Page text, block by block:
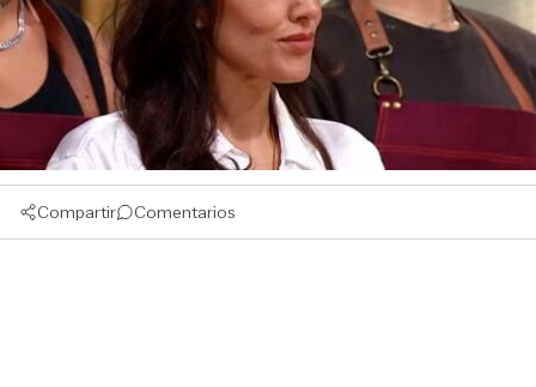
Compartir Comentarios